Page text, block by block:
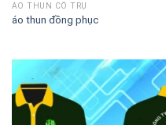
ÁO THUN CỔ TRỤ
áo thun đồng phục